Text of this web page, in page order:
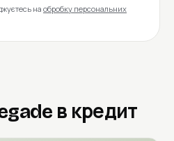
на обробку персональних
в кредит